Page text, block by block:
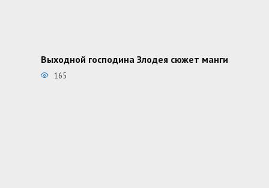
Выходной господина Злодея сюжет манги
165